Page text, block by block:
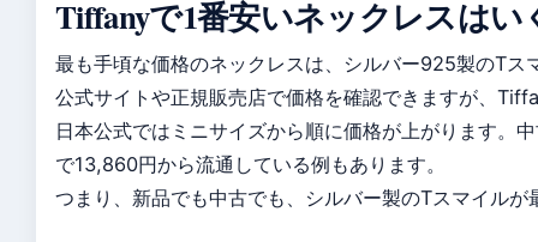
Tiffanyで1番安いネックレスはい
最も手頃な価格のネックレスは、シルバー925製のTス
公式サイトや正規販売店で価格を確認できますが、
日本公式ではミニサイズから順に価格が上がります。
で13,860円から流通している例もあります。
つまり、新品でも中古でも、シルバー製のTスマイル